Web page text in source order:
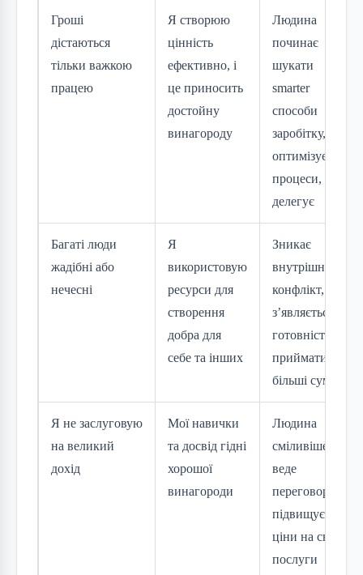
Гроші
дістаються
тільки важкою
працею
Я створюю
цінність
ефективно, і
це приносить
достойну
винагороду
Людина
починає
шукати
smarter
способи
заробітку,
оптимізує
процеси,
делегує
Багаті люди
жадібні або
нечесні
Я
використовую
ресурси для
створення
добра для
себе та інших
Зникає
внутрішній
конфлікт,
з’являється
готовність
приймати
більші суми
Я не заслуговую
на великий
дохід
Мої навички
та досвід гідні
хорошої
винагороди
Людина
сміливіше
веде
переговори,
підвищує
ціни на свої
послуги